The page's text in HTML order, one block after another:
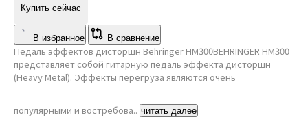
Купить сейчас
В избранное В сравнение
Педаль эффектов дисторшн Behringer HM300BEHRINGER HM300
представляет собой гитарную педаль эффекта дисторшн
(Heavy Metal). Эффекты перегруза являются очень
популярными и востребова.. читать далее